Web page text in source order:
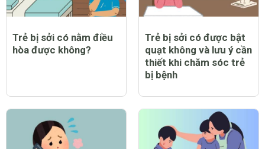
Trẻ bị sởi có nằm điều
hòa được không?
Trẻ bị sởi có được bật
quạt không và lưu ý cần
thiết khi chăm sóc trẻ
bị bệnh